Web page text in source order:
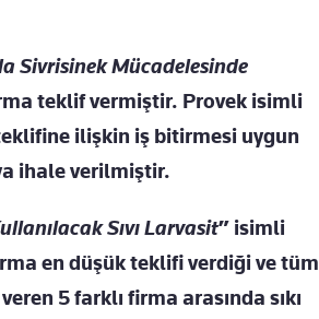
Sivrisinek Mücadelesinde
teklif vermiştir. Provek isimli
ilişkin iş bitirmesi uygun
ihale verilmiştir.
Sıvı Larvasit” isimli
en düşük teklifi verdiği ve tüm
5 farklı firma arasında sıkı